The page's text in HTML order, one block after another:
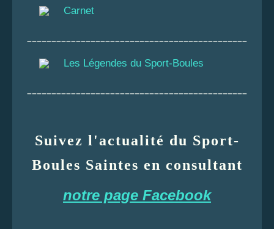
Carnet
Les Légendes du Sport-Boules
Suivez l'actualité du Sport-
Boules Saintes en consultant
notre page Facebook